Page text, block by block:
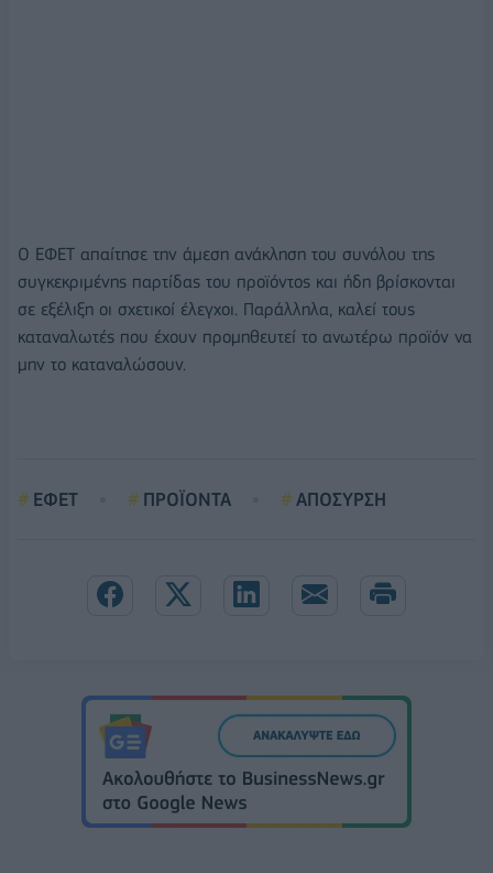
Ο ΕΦΕΤ απαίτησε την άμεση ανάκληση του συνόλου της
συγκεκριμένης παρτίδας του προϊόντος και ήδη βρίσκονται
σε εξέλιξη οι σχετικοί έλεγχοι. Παράλληλα, καλεί τους
καταναλωτές που έχουν προμηθευτεί το ανωτέρω προϊόν να
μην το καταναλώσουν.
ΕΦΕΤ ΠΡΟΪΟΝΤΑ ΑΠΟΣΥΡΣΗ